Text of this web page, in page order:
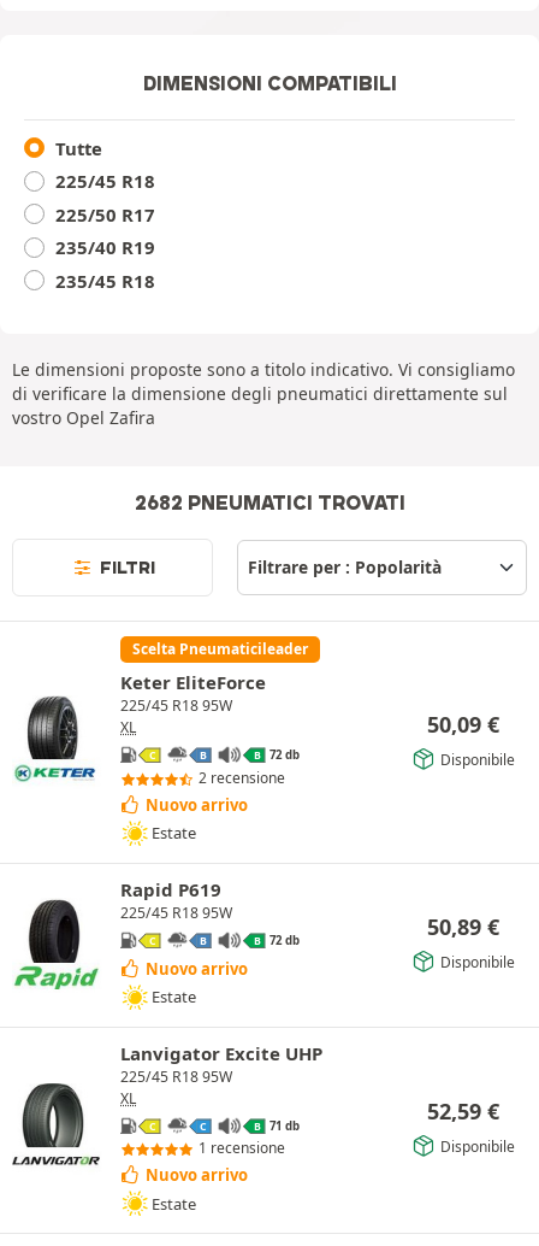
DIMENSIONI COMPATIBILI
Tutte
225/45 R18
225/50 R17
235/40 R19
235/45 R18
Le dimensioni proposte sono a titolo indicativo. Vi consigliamo
di verificare la dimensione degli pneumatici direttamente sul
vostro Opel Zafira
2682 PNEUMATICI TROVATI
FILTRI
Scelta Pneumaticileader
Keter EliteForce
225/45 R18 95W
XL
C B B 72 db
2 recensione
Nuovo arrivo
Estate
50,09 €
Disponibile
Rapid P619
225/45 R18 95W
C B B 72 db
Nuovo arrivo
Estate
50,89 €
Disponibile
Lanvigator Excite UHP
225/45 R18 95W
XL
C C B 71 db
1 recensione
Nuovo arrivo
Estate
52,59 €
Disponibile